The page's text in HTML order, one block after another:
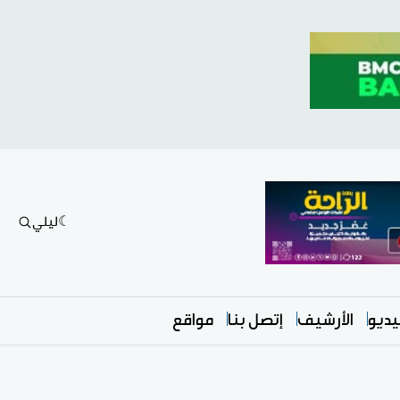
ليلي
الأرشيف إتصل بنا مواقع